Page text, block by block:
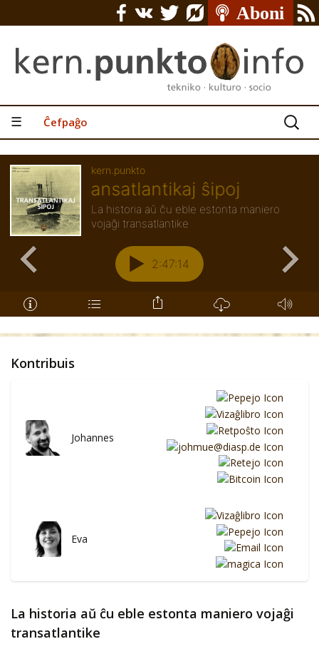
☰ Ĉefpaĝo
Serĉu:
Kontribuis
Johannes
Eva
La historia aŭ ĉu eble estonta maniero vojaĝi
transatlantike